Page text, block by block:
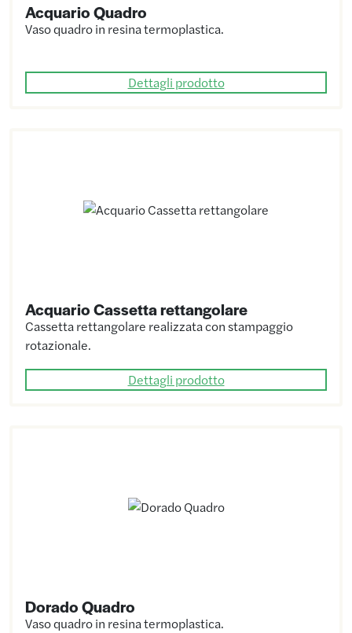
Acquario Quadro
Vaso quadro in resina termoplastica.
Dettagli prodotto
Acquario Cassetta rettangolare
Cassetta rettangolare realizzata con stampaggio
rotazionale.
Dettagli prodotto
Dorado Quadro
Vaso quadro in resina termoplastica.